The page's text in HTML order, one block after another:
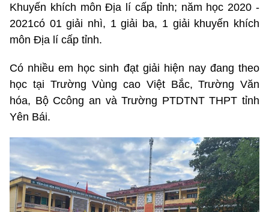
Khuyến khích môn Địa lí cấp tỉnh; năm học 2020 -
2021có 01 giải nhì, 1 giải ba, 1 giải khuyến khích
môn Địa lí cấp tỉnh.
Có nhiều em học sinh đạt giải hiện nay đang theo
học tại Trường Vùng cao Việt Bắc, Trường Văn
hóa, Bộ Ccông an và Trường PTDTNT THPT tỉnh
Yên Bái.